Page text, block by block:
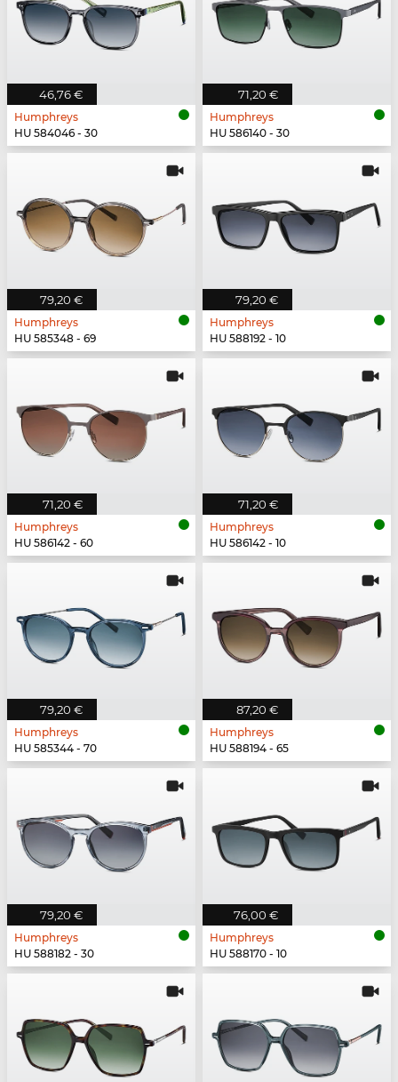
46,76 €
Humphreys
HU 584046 - 30
71,20 €
Humphreys
HU 586140 - 30
79,20 €
Humphreys
HU 585348 - 69
79,20 €
Humphreys
HU 588192 - 10
71,20 €
Humphreys
HU 586142 - 60
71,20 €
Humphreys
HU 586142 - 10
79,20 €
Humphreys
HU 585344 - 70
87,20 €
Humphreys
HU 588194 - 65
79,20 €
Humphreys
HU 588182 - 30
76,00 €
Humphreys
HU 588170 - 10